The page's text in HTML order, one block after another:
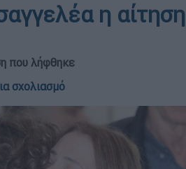
η
που λήφθηκε
σχολιασμό